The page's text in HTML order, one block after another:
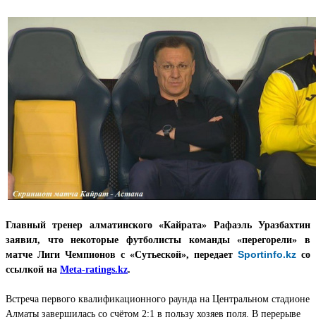
Главный тренер алматинского «Кайрата» Рафаэль Уразбахтин
заявил, что некоторые футболисты команды «перегорели» в
матче Лиги Чемпионов с «Сутьеской», передает Sportinfo.kz со
ссылкой на Meta-ratings.kz.
Встреча первого квалификационного раунда на Центральном стадионе
Алматы завершилась со счётом 2:1 в пользу хозяев поля. В перерыве